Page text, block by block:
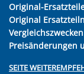
Original-
Original
Preisänderungen
SEITE